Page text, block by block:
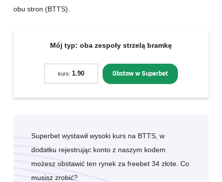
obu stron (BTTS).
Mój typ: oba zespoły strzelą bramkę
kurs: 1.90 Obstaw w Superbet
Superbet wystawił wysoki kurs na BTTS, w
dodatku rejestrując konto z naszym kodem
możesz obstawić ten rynek za freebet 34 złote. Co
musisz zrobić?